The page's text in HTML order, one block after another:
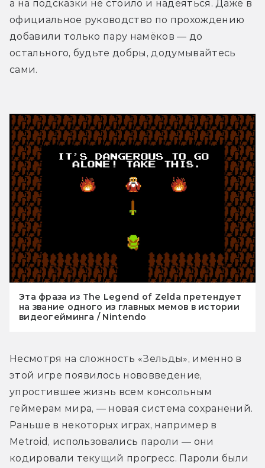
а на подсказки не стоило и надеяться. Даже в
официальное руководство по прохождению
добавили только пару намёков — до
остального, будьте добры, додумывайтесь
сами.
Эта фраза из The Legend of Zelda претендует
на звание одного из главных мемов в истории
видеогейминга / Nintendo
Несмотря на сложность «Зельды», именно в
этой игре появилось нововведение,
упростившее жизнь всем консольным
геймерам мира, — новая система сохранений.
Раньше в некоторых играх, например в
Metroid, использовались пароли — они
кодировали текущий прогресс. Пароли были